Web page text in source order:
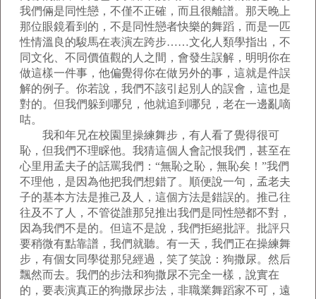
我們倆是同性戀，不僅不正確，而且很離譜。那天晚上
那位眼鏡看到的，不是同性戀者快樂的舞蹈，而是一匹
性情溫良的駿馬在表演左跨步……文化人類學指出，不
同文化、不同價值觀的人之間，會發生誤解，明明你在
做這樣一件事，他偏覺得你在做另外的事，這就是件誤
解的例子。你若說，我們不該引起別人的誤會，這也是
對的。但我們躲到哪兒，他就追到哪兒，老在一邊亂嘀
咕。
我和年兄在校園里操練舞步，有人看了覺得很可
恥，但我們不理睬他。我猜這個人會記恨我們，甚至在
心里用孟夫子的話罵我們：“無恥之恥，無恥矣！”我們
不理他，是因為他把我們想錯了。順便說一句，孟老夫
子的基本方法是推己及人，這個方法是錯誤的。推己往
往及不了人，不管從誰那兒推出我們是同性戀都不對，
因為我們不是的。但這不是說，我們拒絕批評。批評只
要稍微有點靠譜，我們就聽。有一天，我們正在操練舞
步，有個女同學從那兒經過，笑了笑說：狗撒尿。然后
飄然而去。我們的步法和狗撒尿不完全一樣，說實在
的，要表演真正的狗撒尿步法，非職業舞蹈家不可，遠